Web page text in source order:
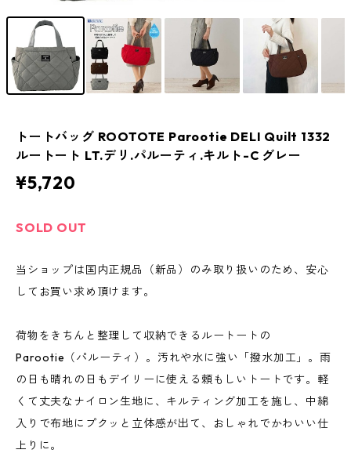
トートバッグ ROOTOTE Parootie DELI Quilt 1332
ルートート LT.デリ.パルーティ.キルト-C グレー
¥5,720
SOLD OUT
当ショップは国内正規品（新品）のみ取り扱いのため、安心
してお買い求め頂けます。
荷物をきちんと整理して収納できるルートートの
Parootie（パルーティ）。汚れや水に強い「撥水加工」。雨
の日も晴れの日もデイリーに使える頼もしいトートです。軽
くて丈夫なナイロン生地に、キルティング加工を施し、中綿
入りで布地にプクッと立体感が出て、おしゃれでかわいい仕
上りに。